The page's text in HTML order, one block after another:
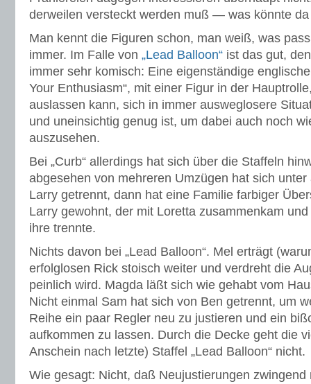
derweilen versteckt werden muß — was könnte
Man kennt die Figuren schon, man weiß, was
immer. Im Falle von „Lead Balloon“ ist das gut,
immer sehr komisch: Eine eigenständige
Your Enthusiasm“, mit einer Figur in der
auslassen kann, sich in immer ausweglosere
und uneinsichtig genug ist, um dabei auch noch
auszusehen.
Bei „Curb“ allerdings hat sich über die Staffeln
abgesehen von mehreren Umzügen hat sich
Larry getrennt, dann hat eine Familie farbiger
Larry gewohnt, der mit Loretta zusammenkam
ihre trennte.
Nichts davon bei „Lead Balloon“. Mel erträgt
erfolglosen Rick stoisch weiter und verdreht die
peinlich wird. Magda läßt sich wie gehabt vom
Nicht einmal Sam hat sich von Ben getrennt, um
Reihe ein paar Regler neu zu justieren und ein
aufkommen zu lassen. Durch die Decke geht die
Anschein nach letzte) Staffel „Lead Balloon“ nicht.
Wie gesagt: Nicht, daß Neujustierungen